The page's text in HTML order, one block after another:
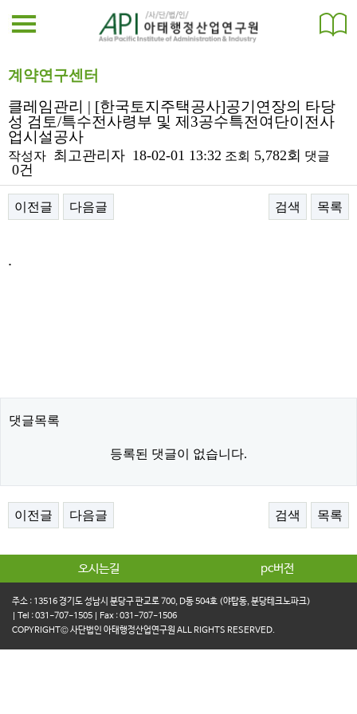
계약연구센터
클레임관리 | [한국토지주택공사]공기연장의 타당
성 검토/특수전사령부 및 제3공수특전여단이전사
업시설공사
작성자 최고관리자 18-02-01 13:32 조회 5,782회 댓글
0건
이전글 다음글 검색 목록
.
댓글목록
등록된 댓글이 없습니다.
이전글 다음글 검색 목록
오시는길 pc버전
주소 : 13516 경기도 성남시 분당구 판교로 700, D동 504호 (야탑동, 분당테크노파크)
| Tel : 031-707-1505 | Fax : 031-707-1506
COPYRIGHT© 사단법인 아태행정산업연구원 ALL RIGHTS RESERVED.